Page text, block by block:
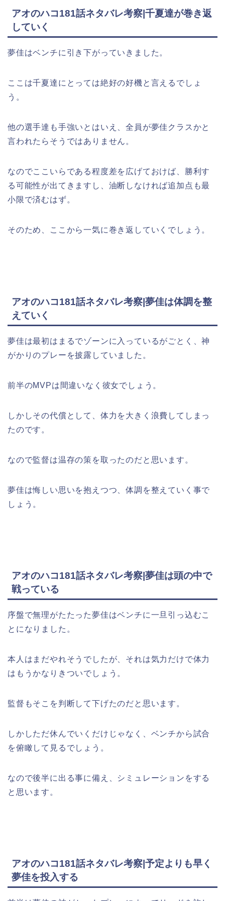
アオのハコ181話ネタバレ考察|千夏達が巻き返
していく
夢佳はベンチに引き下がっていきました。
ここは千夏達にとっては絶好の好機と言えるでしょ
う。
他の選手達も手強いとはいえ、全員が夢佳クラスかと
言われたらそうではありません。
なのでここいらである程度差を広げておけば、勝利す
る可能性が出てきますし、油断しなければ追加点も最
小限で済むはず。
そのため、ここから一気に巻き返していくでしょう。
アオのハコ181話ネタバレ考察|夢佳は体調を整
えていく
夢佳は最初はまるでゾーンに入っているがごとく、神
がかりのプレーを披露していました。
前半のMVPは間違いなく彼女でしょう。
しかしその代償として、体力を大きく浪費してしまっ
たのです。
なので監督は温存の策を取ったのだと思います。
夢佳は悔しい思いを抱えつつ、体調を整えていく事で
しょう。
アオのハコ181話ネタバレ考察|夢佳は頭の中で
戦っている
序盤で無理がたたった夢佳はベンチに一旦引っ込むこ
とになりました。
本人はまだやれそうでしたが、それは気力だけで体力
はもうかなりきついでしょう。
監督もそこを判断して下げたのだと思います。
しかしただ休んでいくだけじゃなく、ベンチから試合
を俯瞰して見るでしょう。
なので後半に出る事に備え、シミュレーションをする
と思います。
アオのハコ181話ネタバレ考察|予定よりも早く
夢佳を投入する